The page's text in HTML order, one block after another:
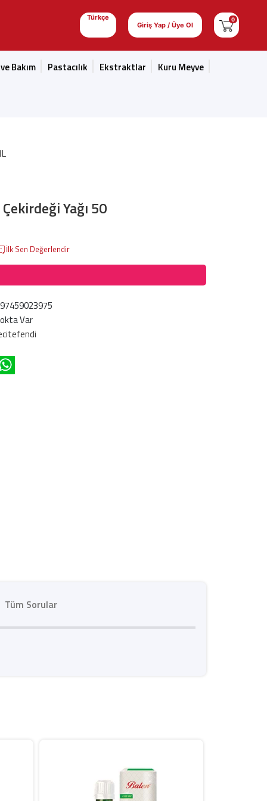
Türkçe
Giriş Yap / Üye Ol
0
Bakım Pastacılık Ekstraktlar Kuru Meyve
Yağı 50
İlk Sen Değerlendir
Var
Tüm Sorular